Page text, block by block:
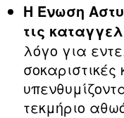
Η Ένωση
τις
λόγο για
τεκμήριο